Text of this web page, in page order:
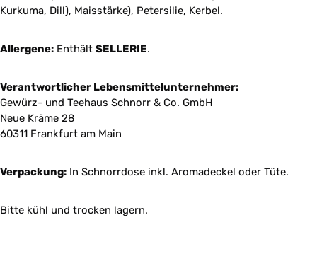
Kurkuma, Dill), Maisstärke), Petersilie, Kerbel.
Allergene: Enthält SELLERIE.
Verantwortlicher Lebensmittelunternehmer:
Gewürz- und Teehaus Schnorr & Co. GmbH
Neue Kräme 28
60311 Frankfurt am Main
Verpackung: In Schnorrdose inkl. Aromadeckel oder Tüte.
Bitte kühl und trocken lagern.